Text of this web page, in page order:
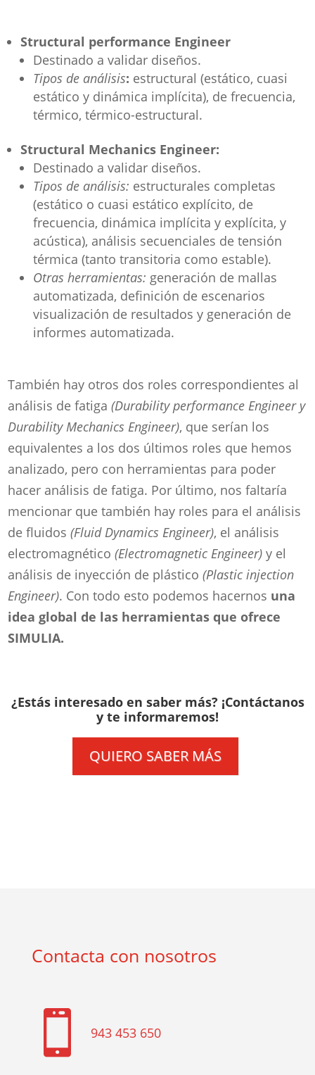
Structural performance Engineer
Destinado a validar diseños.
Tipos de análisis: estructural (estático, cuasi
estático y dinámica implícita), de frecuencia,
térmico, térmico-estructural.
Structural Mechanics Engineer:
Destinado a validar diseños.
Tipos de análisis: estructurales completas
(estático o cuasi estático explícito, de
frecuencia, dinámica implícita y explícita, y
acústica), análisis secuenciales de tensión
térmica (tanto transitoria como estable).
Otras herramientas: generación de mallas
automatizada, definición de escenarios
visualización de resultados y generación de
informes automatizada.
También hay otros dos roles correspondientes al
análisis de fatiga(Durability performance Engineer y
Durability Mechanics Engineer), que serían los
equivalentes a los dos últimos roles que hemos
analizado, pero con herramientas para poder
hacer análisis de fatiga. Por último, nos faltaría
mencionar que también hay roles para el análisis
de fluidos(Fluid Dynamics Engineer), el análisis
electromagnético (Electromagnetic Engineer) y el
análisis de inyección de plástico(Plastic injection
Engineer). Con todo esto podemos hacernos una
idea global de las herramientas que ofrece
SIMULIA.
¿Estás interesado en saber más? ¡Contáctanos
y te informaremos!
QUIERO SABER MÁS
Contacta con nosotros
 943 453 650